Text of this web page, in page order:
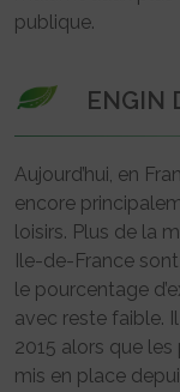
publique.
ENGIN
Aujourd’hui, en
encore
loisirs. Plus de la
Ile-de-France
le pourcentage
avec reste faible.
2015 alors que
mis en place